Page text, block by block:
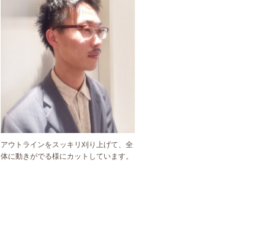
アウトラインをスッキリ刈り上げて、全
体に動きがでる様にカットしています。